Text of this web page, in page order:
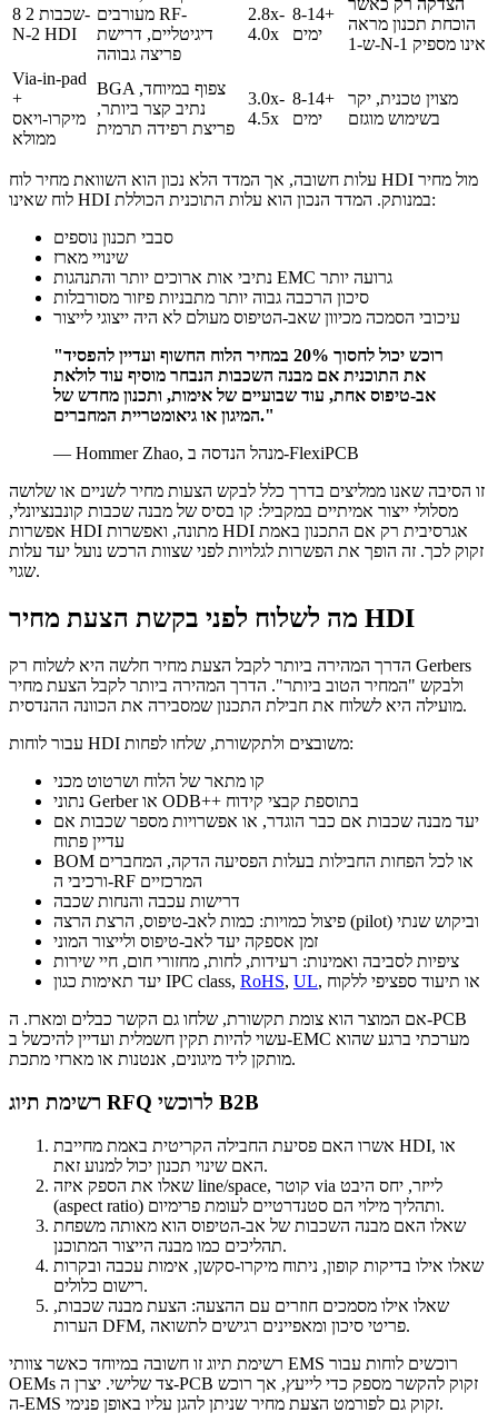
8 שכבות 2-
N-2 HDI
מעורבים RF-
דיגיטליים, דרישת
פריצה גבוהה
2.8x-
4.0x
8-14+
ימים
הצדקה רק כאשר
הוכחת תכנון מראה
ש-1-N-1 אינו מספיק
Via-in-pad
+
מיקרו-ויאס
ממולא
BGA צפוף במיוחד,
נתיב קצר ביותר,
פריצת רפידה תרמית
3.0x-
4.5x
8-14+
ימים
מצוין טכנית, יקר
בשימוש מוגזם
עלות חשובה, אך המדד הלא נכון הוא השוואת מחיר לוח HDI מול מחיר
לוח שאינו HDI במנותק. המדד הנכון הוא עלות התוכנית הכוללת:
סבבי תכנון נוספים
שינויי מארז
נתיבי אות ארוכים יותר והתנהגות EMC גרועה יותר
סיכון הרכבה גבוה יותר מתבניות פיזור מסורבלות
עיכובי הסמכה מכיוון שאב-הטיפוס מעולם לא היה ייצוגי לייצור
"רוכש יכול לחסוך 20% במחיר הלוח החשוף ועדיין להפסיד
את התוכנית אם מבנה השכבות הנבחר מוסיף עוד לולאת
אב-טיפוס אחת, עוד שבועיים של אימות, ותכנון מחדש של
המיגון או גיאומטריית המחברים."
— Hommer Zhao, מנהל הנדסה ב-FlexiPCB
זו הסיבה שאנו ממליצים בדרך כלל לבקש הצעות מחיר לשניים או שלושה
מסלולי ייצור אמיתיים במקביל: קו בסיס של מבנה שכבות קונבנציונלי,
אפשרות HDI מתונה, ואפשרות HDI אגרסיבית רק אם התכנון באמת
זקוק לכך. זה הופך את הפשרות לגלויות לפני שצוות הרכש נועל יעד עלות
שגוי.
מה לשלוח לפני בקשת הצעת מחיר HDI
הדרך המהירה ביותר לקבל הצעת מחיר חלשה היא לשלוח רק Gerbers
ולבקש "המחיר הטוב ביותר". הדרך המהירה ביותר לקבל הצעת מחיר
מועילה היא לשלוח את חבילת התכנון שמסבירה את הכוונה ההנדסית.
עבור לוחות HDI משובצים ולתקשורת, שלחו לפחות:
קו מתאר של הלוח ושרטוט מכני
נתוני Gerber או ODB++ בתוספת קבצי קידוח
יעד מבנה שכבות אם כבר הוגדר, או אפשרויות מספר שכבות אם
עדיין פתוח
BOM או לכל הפחות החבילות בעלות הפסיעה הדקה, המחברים
ורכיבי ה-RF המרכזיים
דרישות עכבה והנחות שכבה
פיצול כמויות: כמות לאב-טיפוס, הרצת הרצה (pilot) וביקוש שנתי
זמן אספקה יעד לאב-טיפוס ולייצור המוני
ציפיות לסביבה ואמינות: רעידות, לחות, מחזורי חום, חיי שירות
יעד תאימות כגון IPC class, RoHS, UL , או תיעוד ספציפי ללקוח
אם המוצר הוא צומת תקשורת, שלחו גם הקשר כבלים ומארז. ה-PCB
עשוי להיות תקין חשמלית ועדיין להיכשל ב-EMC מערכתי ברגע שהוא
מותקן ליד מיגונים, אנטנות או מארזי מתכת.
רשימת תיוג RFQ לרוכשי B2B
אשרו האם פסיעת החבילה הקריטית באמת מחייבת HDI, או
האם שינוי תכנון יכול למנוע זאת.
שאלו את הספק איזה line/space, קוטר via לייזר, יחס היבט
(aspect ratio) ותהליך מילוי הם סטנדרטיים לעומת פרימיום.
שאלו האם מבנה השכבות של אב-הטיפוס הוא מאותה משפחת
תהליכים כמו מבנה הייצור המתוכנן.
שאלו אילו בדיקות קופון, ניתוח מיקרו-סקשן, אימות עכבה ובקרות
רישום כלולים.
שאלו אילו מסמכים חוזרים עם ההצעה: הצעת מבנה שכבות,
הערות DFM, פריטי סיכון ומאפיינים רגישים לתשואה.
רשימת תיוג זו חשובה במיוחד כאשר צוותי EMS רוכשים לוחות עבור
OEMs צד שלישי. יצרן ה-PCB זקוק להקשר מספק כדי לייעץ, אך רוכש
ה-EMS זקוק גם לפורמט הצעת מחיר שניתן להגן עליו באופן פנימי.